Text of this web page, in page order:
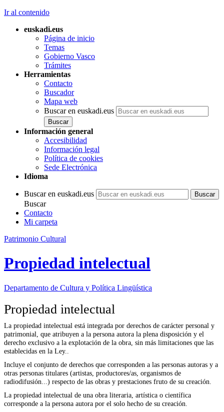
Ir al contenido
euskadi.eus
Página de inicio
Temas
Gobierno Vasco
Trámites
Herramientas
Contacto
Buscador
Mapa web
Buscar en euskadi.eus
Información general
Accesibilidad
Información legal
Política de cookies
Sede Electrónica
Idioma
Buscar en euskadi.eus
Buscar
Contacto
Mi carpeta
Patrimonio Cultural
Propiedad intelectual
Departamento de Cultura y Política Lingüística
Propiedad intelectual
La propiedad intelectual está integrada por derechos de carácter personal y
patrimonial, que atribuyen a la persona autora la plena disposición y el
derecho exclusivo a la explotación de la obra, sin más limitaciones que las
establecidas en la Ley..
Incluye el conjunto de derechos que corresponden a las personas autoras y a
otras personas titulares (artistas, productores/as, organismos de
radiodifusión...) respecto de las obras y prestaciones fruto de su creación.
La propiedad intelectual de una obra literaria, artística o científica
corresponde a la persona autora por el solo hecho de su creación.